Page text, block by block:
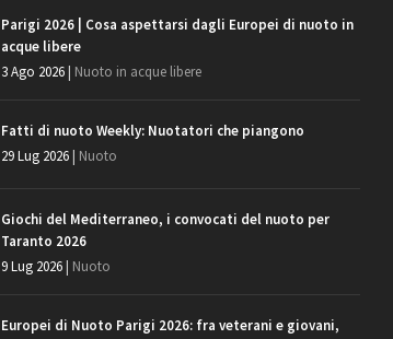
Parigi 2026 | Cosa aspettarsi dagli Europei di nuoto in
acque libere
3 Ago 2026| Nuoto in acque libere
Fatti di nuoto Weekly: Nuotatori che piangono
29 Lug 2026| Nuoto
Giochi del Mediterraneo, i convocati del nuoto per
Taranto 2026
9 Lug 2026| Nuoto
Europei di Nuoto Parigi 2026: fra veterani e giovani,